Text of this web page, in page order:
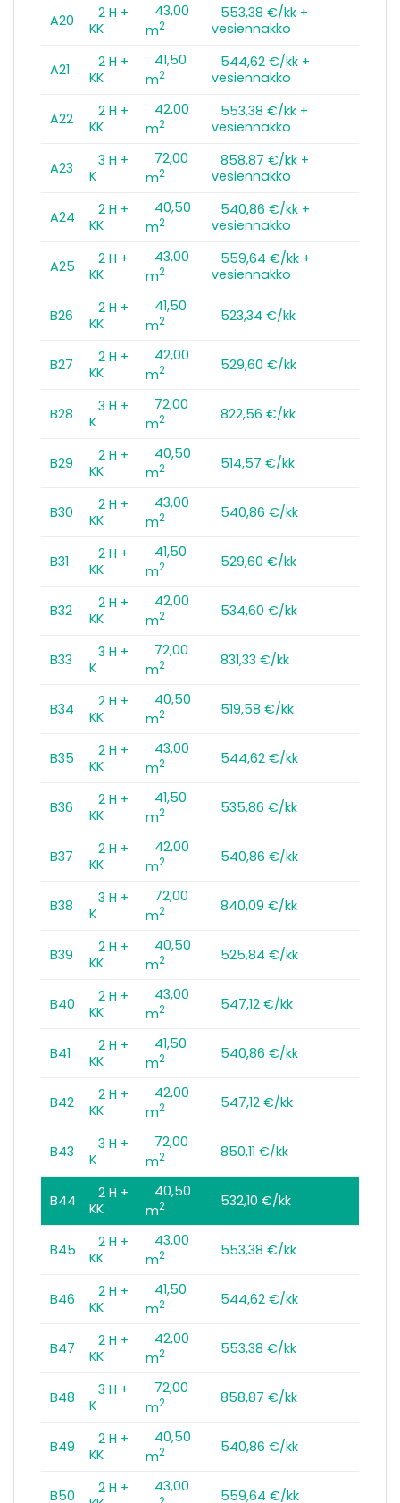
A20
2 H +
KK
43,00
m2
553,38 €/kk +
vesiennakko
A21
2 H +
KK
41,50
m2
544,62 €/kk +
vesiennakko
A22
2 H +
KK
42,00
m2
553,38 €/kk +
vesiennakko
A23
3 H +
K
72,00
m2
858,87 €/kk +
vesiennakko
A24
2 H +
KK
40,50
m2
540,86 €/kk +
vesiennakko
A25
2 H +
KK
43,00
m2
559,64 €/kk +
vesiennakko
B26
2 H +
KK
41,50
m2 523,34 €/kk
B27
2 H +
KK
42,00
m2 529,60 €/kk
B28
3 H +
K
72,00
m2 822,56 €/kk
B29
2 H +
KK
40,50
m2 514,57 €/kk
B30
2 H +
KK
43,00
m2 540,86 €/kk
B31
2 H +
KK
41,50
m2 529,60 €/kk
B32
2 H +
KK
42,00
m2 534,60 €/kk
B33
3 H +
K
72,00
m2 831,33 €/kk
B34
2 H +
KK
40,50
m2 519,58 €/kk
B35
2 H +
KK
43,00
m2 544,62 €/kk
B36
2 H +
KK
41,50
m2 535,86 €/kk
B37
2 H +
KK
42,00
m2 540,86 €/kk
B38
3 H +
K
72,00
m2 840,09 €/kk
B39
2 H +
KK
40,50
m2 525,84 €/kk
B40
2 H +
KK
43,00
m2 547,12 €/kk
B41
2 H +
KK
41,50
m2 540,86 €/kk
B42
2 H +
KK
42,00
m2 547,12 €/kk
B43
3 H +
K
72,00
m2 850,11 €/kk
B44
2 H +
KK
40,50
m2 532,10 €/kk
B45
2 H +
KK
43,00
m2 553,38 €/kk
B46
2 H +
KK
41,50
m2 544,62 €/kk
B47
2 H +
KK
42,00
m2 553,38 €/kk
B48
3 H +
K
72,00
m2 858,87 €/kk
B49
2 H +
KK
40,50
m2 540,86 €/kk
B50
2 H +
43,00
559,64 €/kk